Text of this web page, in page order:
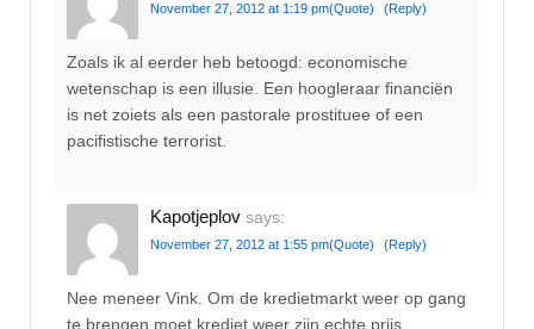
November 27, 2012 at 1:19 pm(Quote) (Reply)
Zoals ik al eerder heb betoogd: economische
wetenschap is een illusie. Een hoogleraar financiën
is net zoiets als een pastorale prostituee of een
pacifistische terrorist.
Kapotjeplov says:
November 27, 2012 at 1:55 pm(Quote) (Reply)
Nee meneer Vink. Om de kredietmarkt weer op gang
te brengen moet krediet weer zijn echte prijs